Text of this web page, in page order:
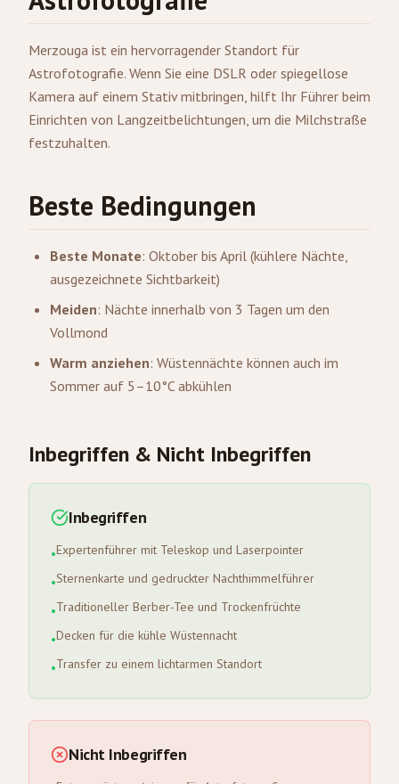
Merzouga ist ein hervorragender Standort für
Astrofotografie. Wenn Sie eine DSLR oder spiegellose
Kamera auf einem Stativ mitbringen, hilft Ihr Führer beim
Einrichten von Langzeitbelichtungen, um die Milchstraße
festzuhalten.
Beste Bedingungen
Beste Monate: Oktober bis April (kühlere Nächte,
ausgezeichnete Sichtbarkeit)
Meiden: Nächte innerhalb von 3 Tagen um den
Vollmond
Warm anziehen: Wüstennächte können auch im
Sommer auf 5–10°C abkühlen
Inbegriffen & Nicht Inbegriffen
Inbegriffen
•Expertenführer mit Teleskop und Laserpointer
•Sternenkarte und gedruckter Nachthimmelführer
•Traditioneller Berber-Tee und Trockenfrüchte
•Decken für die kühle Wüstennacht
•Transfer zu einem lichtarmen Standort
Nicht Inbegriffen